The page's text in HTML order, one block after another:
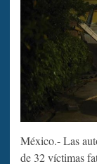
México.- Las
de 32 víctimas